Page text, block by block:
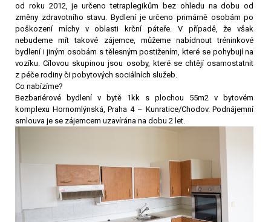
od roku 2012, je určeno tetraplegikům bez ohledu na dobu od
změny zdravotního stavu. Bydlení je určeno primárně osobám po
poškození míchy v oblasti krční páteře. V případě, že však
nebudeme mít takové zájemce, můžeme nabídnout tréninkové
bydlení i jiným osobám s tělesným postižením, které se pohybují na
vozíku. Cílovou skupinou jsou osoby, které se chtějí osamostatnit
z péče rodiny či pobytových sociálních služeb.
Co nabízíme?
Bezbariérové bydlení v bytě 1kk s plochou 55m2 v bytovém
komplexu Hornomlýnská, Praha 4 – Kunratice/Chodov. Podnájemní
smlouva je se zájemcem uzavírána na dobu 2 let.